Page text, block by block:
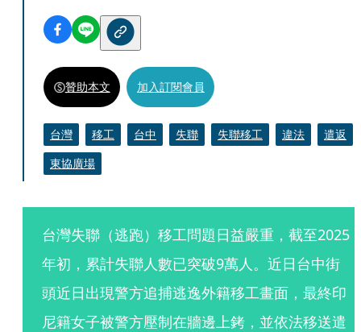
贊助本文 加入訂閱會員
台灣 移工 台中 失聯 失聯移工 違法
遣返
東協廣場
台灣失聯（逃跑）移工問題日益嚴重，截至2025
年初，累計失聯人數已突破9萬人。近日台中街
頭近日出現警方追捕逃逸外籍移工畫面，最終印
尼籍女子被警方壓制在牆邊上銬，並依法移送遣